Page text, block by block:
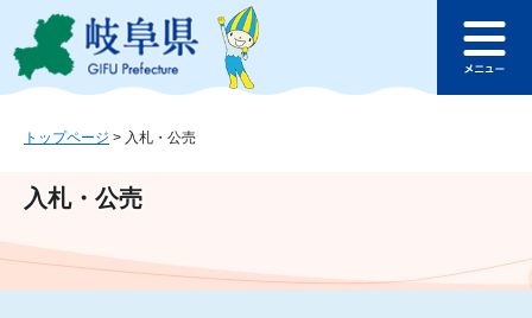
ジ
ュ
文
このページの本文へ
ュ
トップページ > 入札・公売
入札・公売